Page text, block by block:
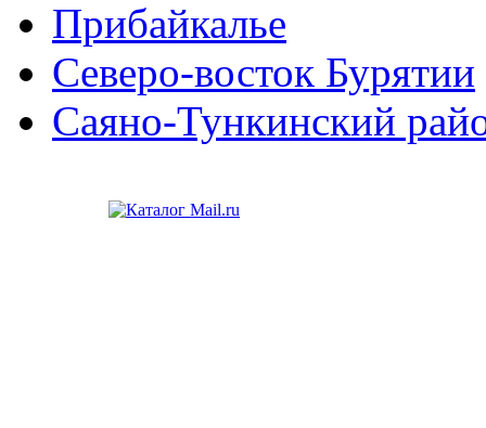
Прибайкалье
Северо-восток Бурятии
Саяно-Тункинский